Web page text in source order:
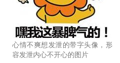
心情不爽想发泄的带字头像，形
容发泄内心不开心的图片